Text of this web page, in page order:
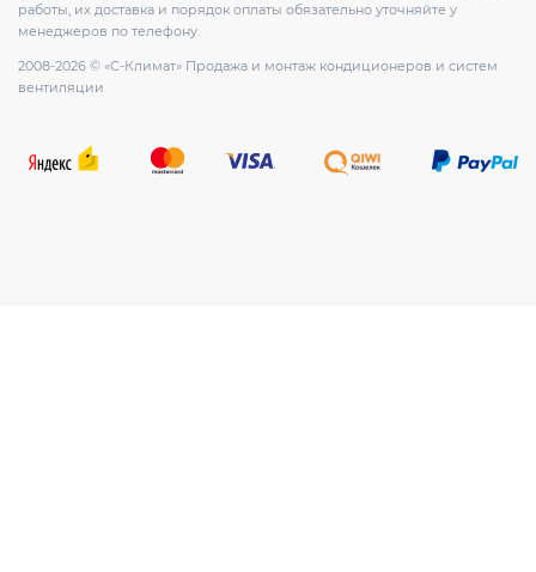
работы, их доставка и порядок оплаты обязательно уточняйте у
менеджеров по телефону.
2008-2026 © «С-Климат» Продажа и монтаж кондиционеров и систем
вентиляции